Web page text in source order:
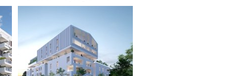
À PARTIR DE 178 967,00 €